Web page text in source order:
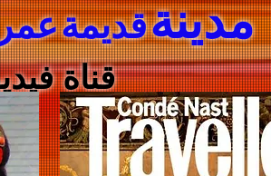
مدينةقديمة
قناة